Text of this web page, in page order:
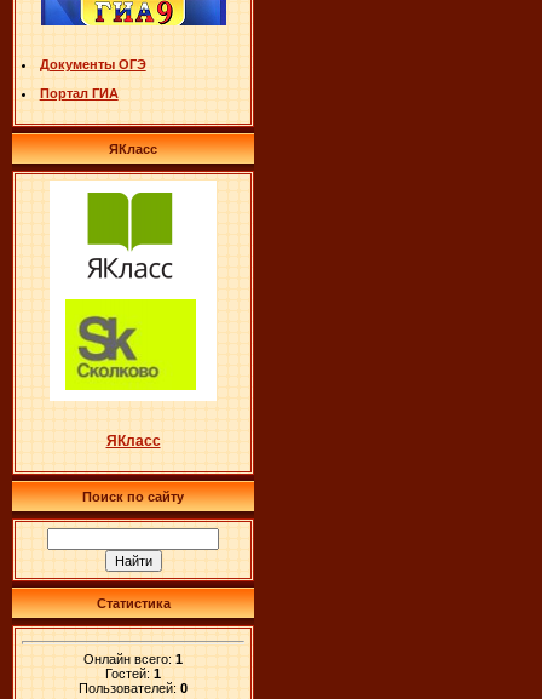
Документы ОГЭ
Портал ГИА
ЯКласс
ЯКласс
Поиск по сайту
Статистика
Онлайн всего: 1
Гостей: 1
Пользователей: 0